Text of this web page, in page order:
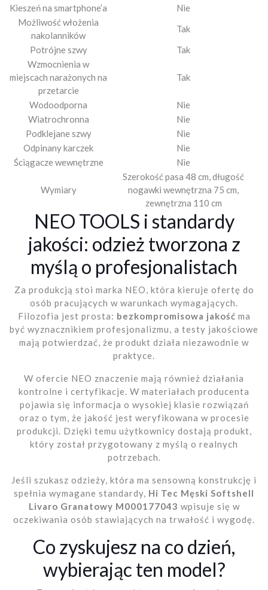
Kieszeń na smartphone’a
Nie
Możliwość włożenia
nakolanników
Tak
Potrójne szwy
Tak
Wzmocnienia w
miejscach narażonych na
przetarcie
Tak
Wodoodporna
Nie
Wiatrochronna
Nie
Podklejane szwy
Nie
Odpinany karczek
Nie
Ściągacze wewnętrzne
Nie
Wymiary
Szerokość pasa 48 cm, długość
nogawki wewnętrzna 75 cm,
zewnętrzna 110 cm
NEO TOOLS i standardy
jakości: odzież tworzona z
myślą o profesjonalistach
Za produkcją stoi marka NEO, która kieruje ofertę do
osób pracujących w warunkach wymagających.
Filozofia jest prosta: bezkompromisowa jakość ma
być wyznacznikiem profesjonalizmu, a testy jakościowe
mają potwierdzać, że produkt działa niezawodnie w
praktyce.
W ofercie NEO znaczenie mają również działania
kontrolne i certyfikacje. W materiałach producenta
pojawia się informacja o wysokiej klasie rozwiązań
oraz o tym, że jakość jest weryfikowana w procesie
produkcji. Dzięki temu użytkownicy dostają produkt,
który został przygotowany z myślą o realnych
potrzebach.
Jeśli szukasz odzieży, która ma sensowną konstrukcję i
spełnia wymagane standardy, Hi Tec Męski Softshell
Livaro Granatowy M000177043 wpisuje się w
oczekiwania osób stawiających na trwałość i wygodę.
Co zyskujesz na co dzień,
wybierając ten model?